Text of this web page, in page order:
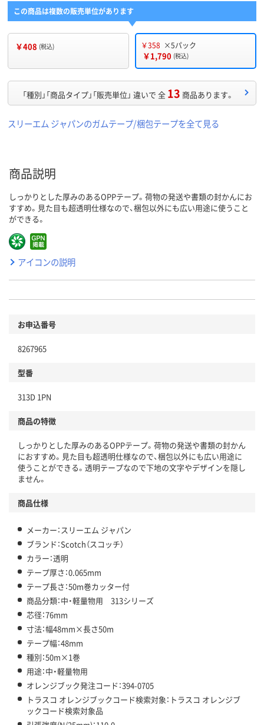
この商品は複数の販売単位があります
￥408 (税込) ￥358 ×5パック
￥1,790 (税込)
「種別」「商品タイプ」「販売単位」 違いで 全 13 商品あります。
スリーエム ジャパンのガムテープ/梱包テープを全て見る
商品説明
しっかりとした厚みのあるOPPテープ。荷物の発送や書類の封かんにお
すすめ。見た目も超透明仕様なので、梱包以外にも広い用途に使うこと
ができる。
アイコンの説明
お申込番号
8267965
型番
313D 1PN
商品の特徴
しっかりとした厚みのあるOPPテープ。荷物の発送や書類の封かん
におすすめ。見た目も超透明仕様なので、梱包以外にも広い用途に
使うことができる。透明テープなので下地の文字やデザインを隠し
ません。
商品仕様
メーカー：スリーエム ジャパン
ブランド：Scotch（スコッチ）
カラー：透明
テープ厚さ：0.065mm
テープ長さ：50m巻カッター付
商品分類：中・軽量物用 313シリーズ
芯径：76mm
寸法：幅48mm×長さ50m
テープ幅：48mm
種別：50m×1巻
用途：中・軽量物用
オレンジブック発注コード：394-0705
トラスコ オレンジブックコード検索対象：トラスコ オレンジブ
ックコード検索対象品